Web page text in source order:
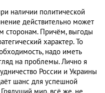
наличии политической
действительно может
сторонам. Причём, выгоды
характер. То
надо иметь
на проблемы. Лично я
России и Украины
шанс для успешной